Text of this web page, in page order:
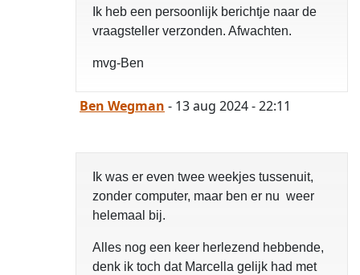
Ik heb een persoonlijk berichtje naar de
vraagsteller verzonden. Afwachten.
mvg-Ben
Ben Wegman - 13 aug 2024 - 22:11
Ik was er even twee weekjes tussenuit,
zonder computer, maar ben er nu weer
helemaal bij.
Alles nog een keer herlezend hebbende,
denk ik toch dat Marcella gelijk had met